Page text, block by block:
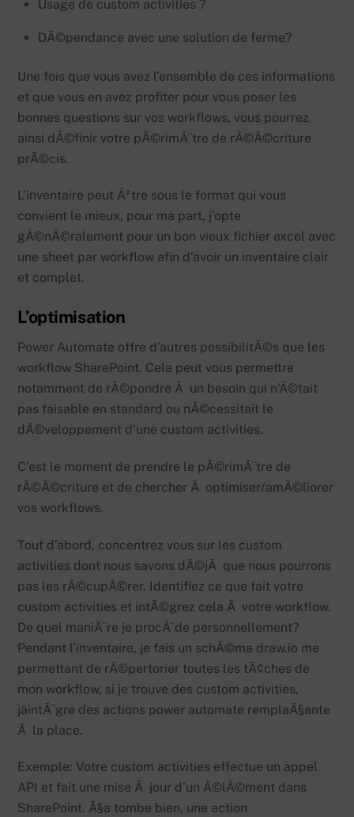
Usage de custom activities ?
DÃ©pendance avec une solution de ferme?
Une fois que vous avez l’ensemble de ces informations
et que vous en avez profiter pour vous poser les
bonnes questions sur vos workflows, vous pourrez
ainsi dÃ©finir votre pÃ©rimÃ¨tre de rÃ©Ã©criture
prÃ©cis.
L’inventaire peut Ãªtre sous le format qui vous
convient le mieux, pour ma part, j’opte
gÃ©nÃ©ralement pour un bon vieux fichier excel avec
une sheet par workflow afin d’avoir un inventaire clair
et complet.
L’optimisation
Power Automate offre d’autres possibilitÃ©s que les
workflow SharePoint. Cela peut vous permettre
notamment de rÃ©pondre Ã un besoin qui n’Ã©tait
pas faisable en standard ou nÃ©cessitait le
dÃ©veloppement d’une custom activities.
C’est le moment de prendre le pÃ©rimÃ¨tre de
rÃ©Ã©criture et de chercher Ã optimiser/amÃ©liorer
vos workflows.
Tout d’abord, concentrez vous sur les custom
activities dont nous savons dÃ©jÃ que nous pourrons
pas les rÃ©cupÃ©rer. Identifiez ce que fait votre
custom activities et intÃ©grez cela Ã votre workflow.
De quel maniÃ¨re je procÃ¨de personnellement?
Pendant l’inventaire, je fais un schÃ©ma draw.io me
permettant de rÃ©pertorier toutes les tÃ¢ches de
mon workflow, si je trouve des custom activities,
jâintÃ¨gre des actions power automate remplaÃ§ante
Ã la place.
Exemple: Votre custom activities effectue un appel
API et fait une mise Ã jour d’un Ã©lÃ©ment dans
SharePoint. Ã§a tombe bien, une action